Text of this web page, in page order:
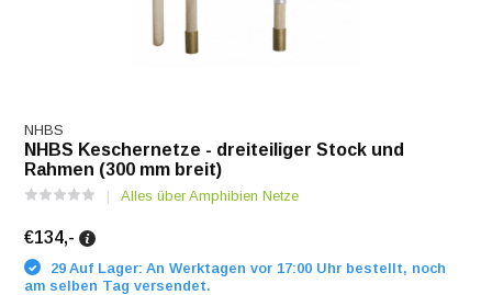
NHBS
NHBS Keschernetze - dreiteiliger Stock und
Rahmen (300 mm breit)
Alles über Amphibien Netze
€134,-
29 Auf Lager: An Werktagen vor 17:00 Uhr bestellt, noch
am selben Tag versendet.